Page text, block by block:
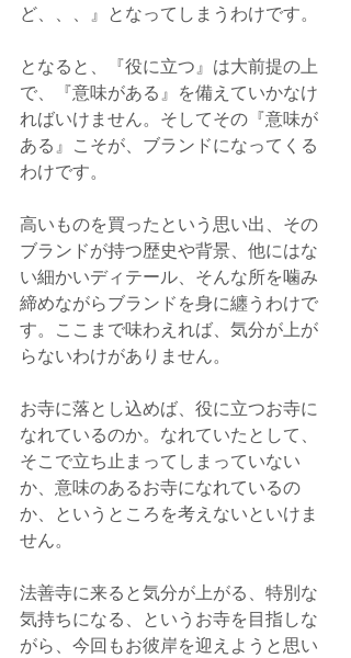
ど、、、』となってしまうわけです。
となると、『役に立つ』は大前提の上
で、『意味がある』を備えていかなけ
ればいけません。そしてその『意味が
ある』こそが、ブランドになってくる
わけです。
高いものを買ったという思い出、その
ブランドが持つ歴史や背景、他にはな
い細かいディテール、そんな所を噛み
締めながらブランドを身に纏うわけで
す。ここまで味わえれば、気分が上が
らないわけがありません。
お寺に落とし込めば、役に立つお寺に
なれているのか。なれていたとして、
そこで立ち止まってしまっていない
か、意味のあるお寺になれているの
か、というところを考えないといけま
せん。
法善寺に来ると気分が上がる、特別な
気持ちになる、というお寺を目指しな
がら、今回もお彼岸を迎えようと思い